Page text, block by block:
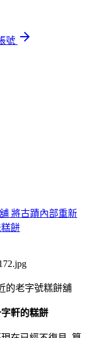
號
將古蹟內部重新
餅
的老字號糕餅舖
軒的糕餅